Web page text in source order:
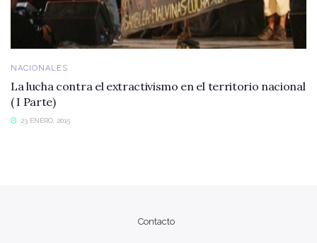
NACIONALES
La lucha contra el extractivismo en el territorio nacional
( I Parte)
23 ENERO, 2015
Contacto